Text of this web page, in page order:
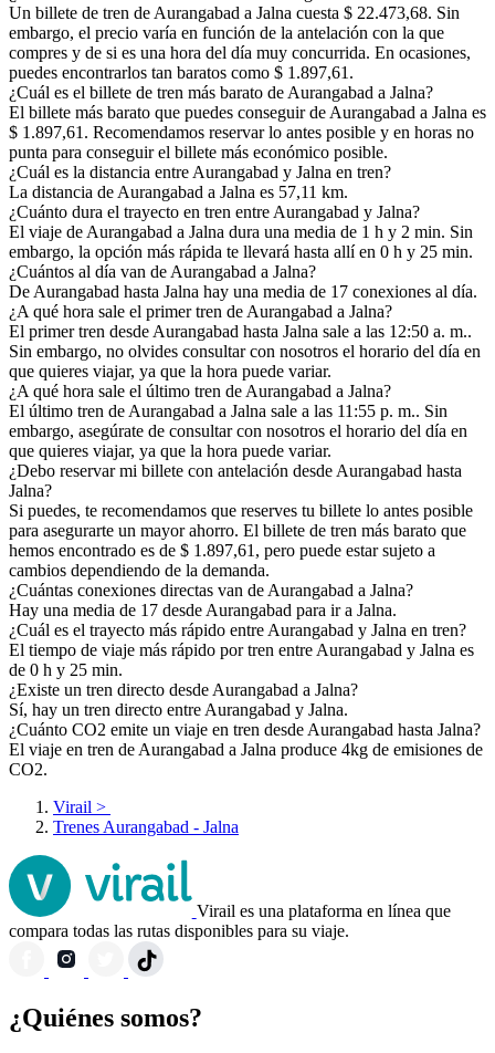
Un billete de tren de Aurangabad a Jalna cuesta $ 22.473,68. Sin
embargo, el precio varía en función de la antelación con la que
compres y de si es una hora del día muy concurrida. En ocasiones,
puedes encontrarlos tan baratos como $ 1.897,61.
¿Cuál es el billete de tren más barato de Aurangabad a Jalna?
El billete más barato que puedes conseguir de Aurangabad a Jalna es
$ 1.897,61. Recomendamos reservar lo antes posible y en horas no
punta para conseguir el billete más económico posible.
¿Cuál es la distancia entre Aurangabad y Jalna en tren?
La distancia de Aurangabad a Jalna es 57,11 km.
¿Cuánto dura el trayecto en tren entre Aurangabad y Jalna?
El viaje de Aurangabad a Jalna dura una media de 1 h y 2 min. Sin
embargo, la opción más rápida te llevará hasta allí en 0 h y 25 min.
¿Cuántos al día van de Aurangabad a Jalna?
De Aurangabad hasta Jalna hay una media de 17 conexiones al día.
¿A qué hora sale el primer tren de Aurangabad a Jalna?
El primer tren desde Aurangabad hasta Jalna sale a las 12:50 a. m..
Sin embargo, no olvides consultar con nosotros el horario del día en
que quieres viajar, ya que la hora puede variar.
¿A qué hora sale el último tren de Aurangabad a Jalna?
El último tren de Aurangabad a Jalna sale a las 11:55 p. m.. Sin
embargo, asegúrate de consultar con nosotros el horario del día en
que quieres viajar, ya que la hora puede variar.
¿Debo reservar mi billete con antelación desde Aurangabad hasta
Jalna?
Si puedes, te recomendamos que reserves tu billete lo antes posible
para asegurarte un mayor ahorro. El billete de tren más barato que
hemos encontrado es de $ 1.897,61, pero puede estar sujeto a
cambios dependiendo de la demanda.
¿Cuántas conexiones directas van de Aurangabad a Jalna?
Hay una media de 17 desde Aurangabad para ir a Jalna.
¿Cuál es el trayecto más rápido entre Aurangabad y Jalna en tren?
El tiempo de viaje más rápido por tren entre Aurangabad y Jalna es
de 0 h y 25 min.
¿Existe un tren directo desde Aurangabad a Jalna?
Sí, hay un tren directo entre Aurangabad y Jalna.
¿Cuánto CO2 emite un viaje en tren desde Aurangabad hasta Jalna?
El viaje en tren de Aurangabad a Jalna produce 4kg de emisiones de
CO2.
Virail >
Trenes Aurangabad - Jalna
Virail es una plataforma en línea que
compara todas las rutas disponibles para su viaje.
¿Quiénes somos?